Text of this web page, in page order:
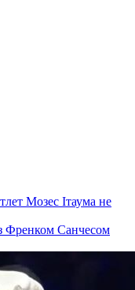
Френком Санчесом